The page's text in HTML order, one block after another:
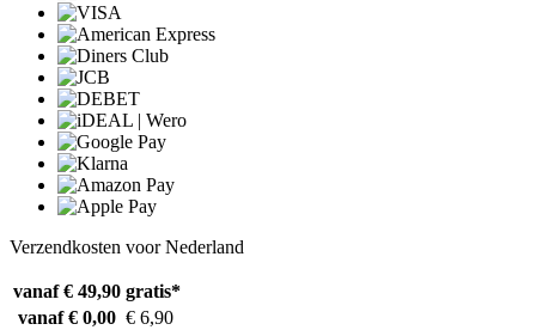
Verzendkosten voor Nederland
vanaf € 49,90 gratis*
vanaf € 0,00 € 6,90